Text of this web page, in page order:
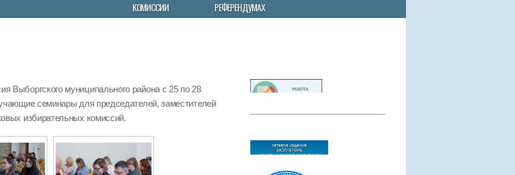
КОМИССИИ
РЕФЕРЕНДУМАХ
Выборгского муниципального района с 25 по 28
семинары для председателей, заместителей
избирательных комиссий.